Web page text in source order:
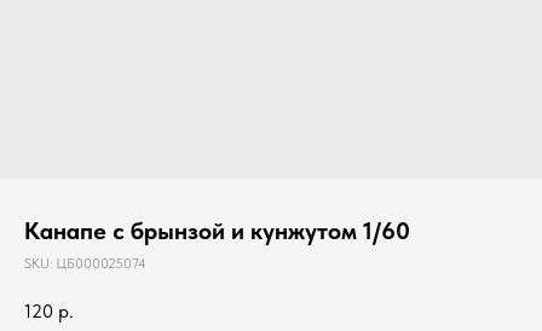
Канапе с брынзой и кунжутом 1/60
SKU: ЦБ000025074
120 р.